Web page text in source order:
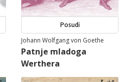
Posudi
Johann Wolfgang von Goethe
Patnje mladoga
Werthera